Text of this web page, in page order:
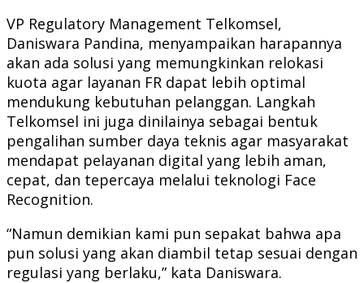
VP Regulatory Management Telkomsel,
Daniswara Pandina, menyampaikan harapannya
akan ada solusi yang memungkinkan relokasi
kuota agar layanan FR dapat lebih optimal
mendukung kebutuhan pelanggan. Langkah
Telkomsel ini juga dinilainya sebagai bentuk
pengalihan sumber daya teknis agar masyarakat
mendapat pelayanan digital yang lebih aman,
cepat, dan tepercaya melalui teknologi Face
Recognition.
“Namun demikian kami pun sepakat bahwa apa
pun solusi yang akan diambil tetap sesuai dengan
regulasi yang berlaku,” kata Daniswara.